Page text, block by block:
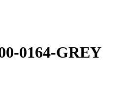
0164-GREY